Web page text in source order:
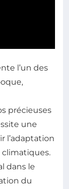
l’un des
précieuses
une
l’adaptation
climatiques.
dans le
du